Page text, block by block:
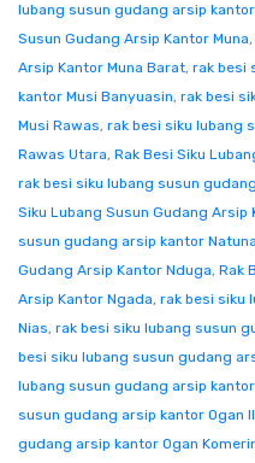
lubang susun gudang arsip
Susun Gudang Arsip Kantor Muna,
Arsip Kantor Muna Barat, rak besi
kantor Musi Banyuasin, rak besi
Musi Rawas, rak besi siku lubang
Rawas Utara, Rak Besi Siku
rak besi siku lubang susun
Siku Lubang Susun Gudang Arsip
susun gudang arsip kantor Natuna
Gudang Arsip Kantor Nduga, Rak
Arsip Kantor Ngada, rak besi siku
Nias, rak besi siku lubang susun
besi siku lubang susun gudang
lubang susun gudang arsip
susun gudang arsip kantor Ogan
gudang arsip kantor Ogan